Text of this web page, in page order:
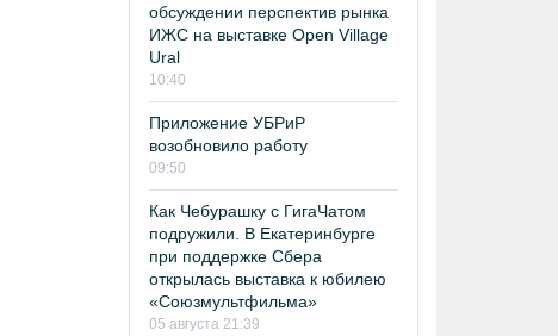
обсуждении перспектив рынка
ИЖС на выставке Open Village
Ural
10:40
Приложение УБРиР
возобновило работу
09:50
Как Чебурашку с ГигаЧатом
подружили. В Екатеринбурге
при поддержке Сбера
открылась выставка к юбилею
«Союзмультфильма»
05 августа 21:39